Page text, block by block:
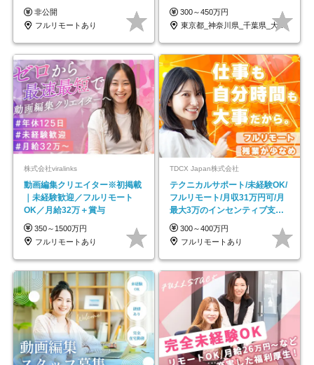
帰／全国募集・業務委託
非公開
フルリモートあり
OK/ZE010232
300～450万円
東京都_神奈川県_千葉県_大阪府_愛知県…
株式会社viralinks
動画編集クリエイター※初掲載
｜未経験歓迎／フルリモート
OK／月給32万＋賞与
350～1500万円
フルリモートあり
TDCX Japan株式会社
テクニカルサポート/未経験OK/
フルリモート/月収31万円可/月
最大3万のインセンティブ支給/
平均年齢33歳
300～400万円
フルリモートあり